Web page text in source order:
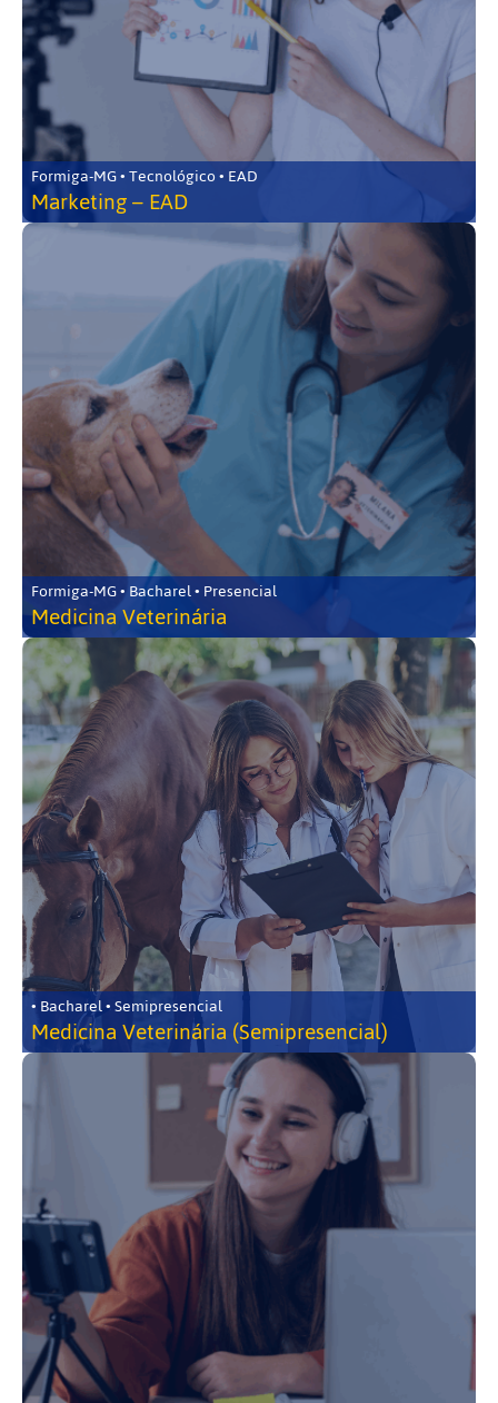
Formiga-MG • Tecnológico • EAD
Marketing – EAD
Formiga-MG • Bacharel • Presencial
Medicina Veterinária
• Bacharel • Semipresencial
Medicina Veterinária (Semipresencial)